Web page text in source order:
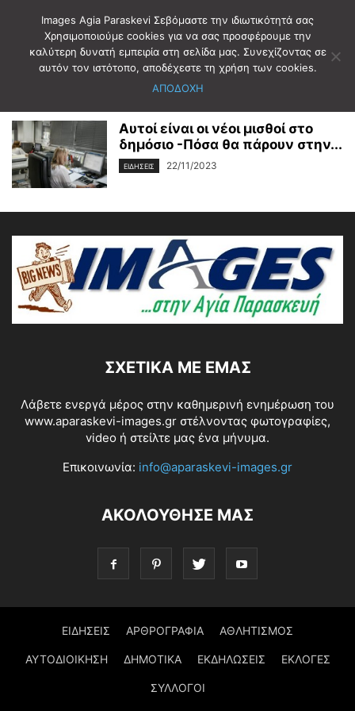
Αρχική Ετικέτες ΜΙΣΘΟΙ
Αυτοί είναι οι νέοι μισθοί στο
δημόσιο -Πόσα θα πάρουν στην...
ΕΙΔΗΣΕΙΣ 22/11/2023
ΣΧΕΤΙΚΆ ΜΕ ΕΜΆΣ
Λάβετε ενεργά μέρος στην καθημερινή ενημέρωση του
www.aparaskevi-images.gr στέλνοντας φωτογραφίες,
video ή στείλτε μας ένα μήνυμα.
Επικοινωνία: info@aparaskevi-images.gr
ΑΚΟΛΟΥΘΗΣΕ ΜΑΣ
ΕΙΔΗΣΕΙΣ ΑΡΘΡΟΓΡΑΦΙΑ ΑΘΛΗΤΙΣΜΟΣ
ΑΥΤΟΔΙΟΙΚΗΣΗ ΔΗΜΟΤΙΚΑ ΕΚΔΗΛΩΣΕΙΣ ΕΚΛΟΓΕΣ
ΣΥΛΛΟΓΟΙ
Images Agia Paraskevi Σεβόμαστε την ιδιωτικότητά σας
Χρησιμοποιούμε cookies για να σας προσφέρουμε την
καλύτερη δυνατή εμπειρία στη σελίδα μας. Συνεχίζοντας σε
αυτόν τον ιστότοπο, αποδέχεστε τη χρήση των cookies.
ΑΠΟΔΟΧΗ